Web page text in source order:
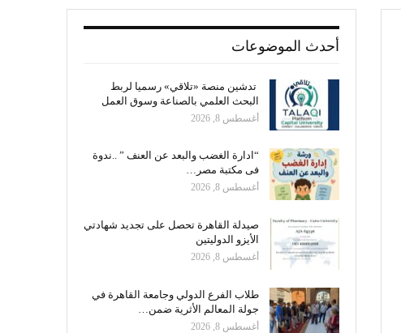
أحدث الموضوعات
تدشين منصة «تلاقي» رسميا لربط
البحث العلمي بالصناعة وسوق العمل
أغسطس 8, 2026
“ادارة الغضب والبعد عن العنف ” ..ندوة
فى مكتبة مصر…
أغسطس 8, 2026
صيدلة القاهرة تحصل على تجديد شهادتي
الأيزو الدوليتين
أغسطس 8, 2026
طلاب الفرع الدولي وجامعة القاهرة في
جولة المعالم الأثرية ضمن…
أغسطس 8, 2026